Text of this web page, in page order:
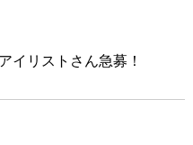
イリストさん急募！